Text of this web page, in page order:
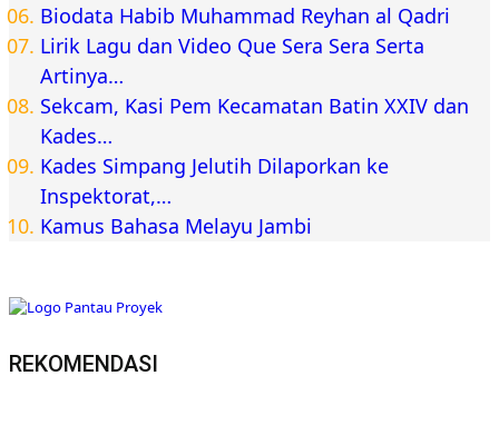
Biodata Habib Muhammad Reyhan al Qadri
Lirik Lagu dan Video Que Sera Sera Serta
Artinya…
Sekcam, Kasi Pem Kecamatan Batin XXIV dan
Kades…
Kades Simpang Jelutih Dilaporkan ke
Inspektorat,…
Kamus Bahasa Melayu Jambi
REKOMENDASI